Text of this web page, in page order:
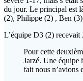
du jour. Le principal est
(2), Philippe (2) , Ben
L’équipe D3 (2) recevait
Pour cette
Jarzé. Une équipe
fait nous n’avions